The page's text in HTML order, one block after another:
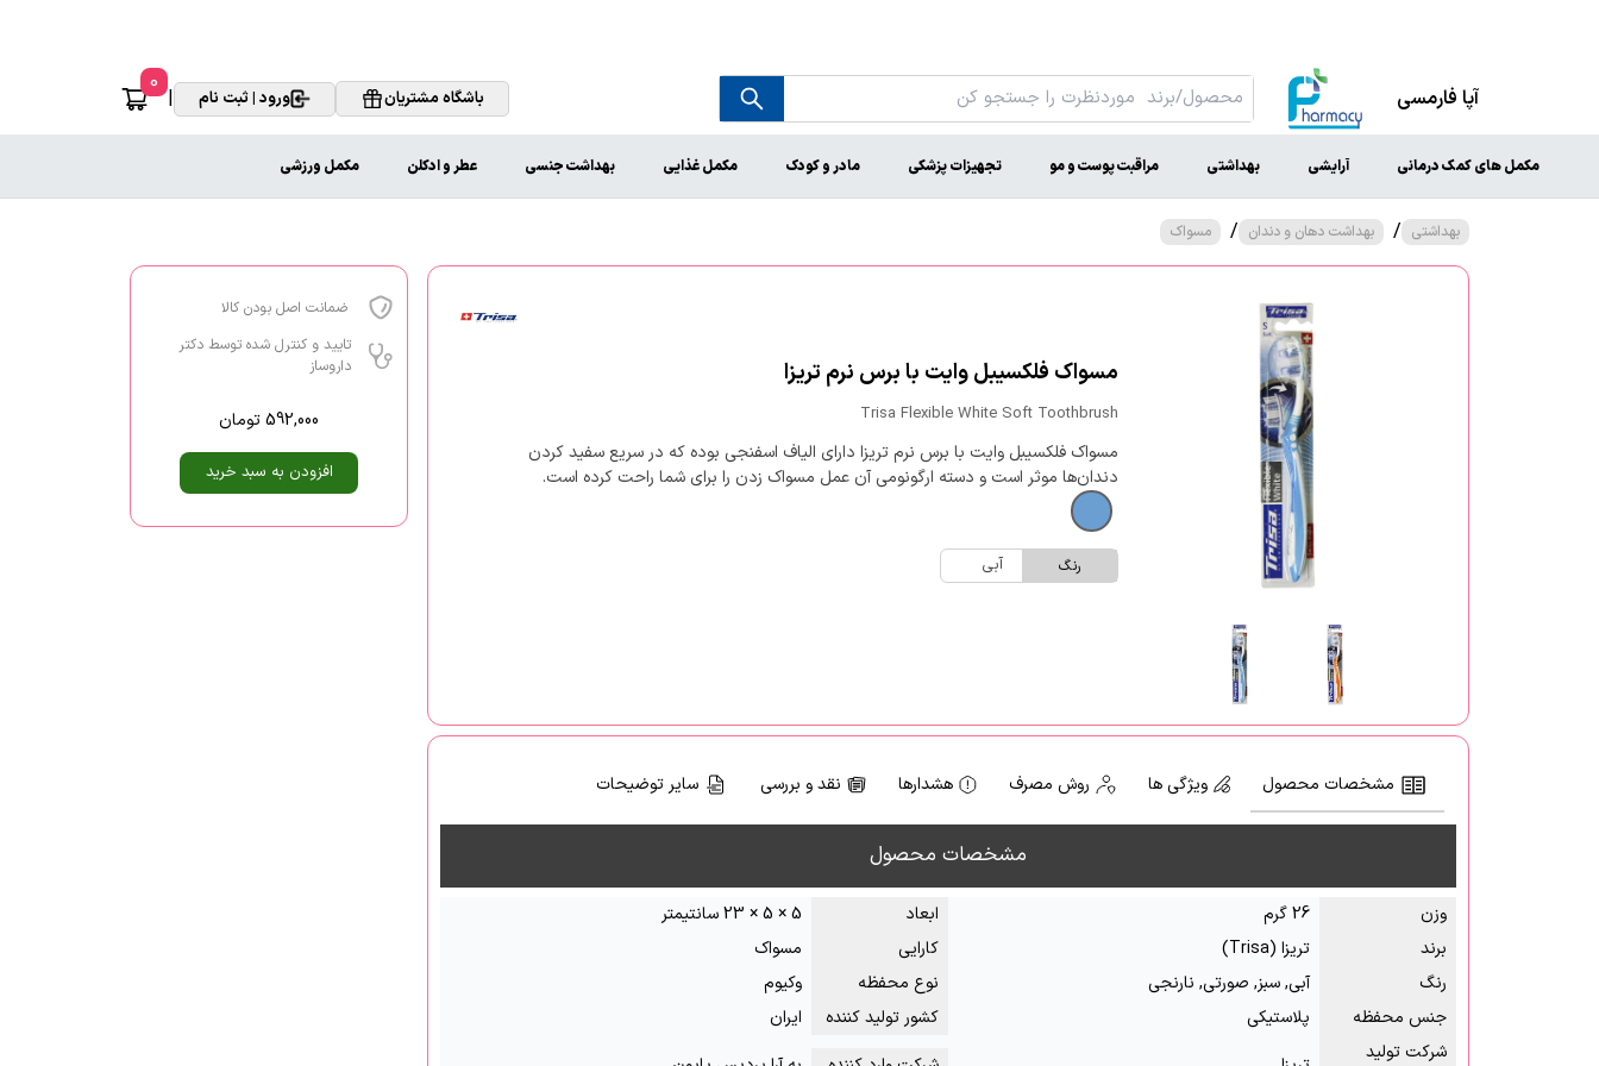
آپا فارمسی باشگاه مشتریان ورود | ثبت نام |
0
مکمل های کمک درمانی آرایشی بهداشتی مراقبت پوست و مو تجهیزات پزشکی مادر و کودک مکمل غذایی بهداشت جنسی عطر و ادکلن مکمل ورزشی
بهداشتی / بهداشت دهان و دندان / مسواک
مسواک فلکسیبل وایت با برس نرم تریزا
Trisa Flexible White Soft Toothbrush
مسواک فلکسیبل وایت با برس نرم تریزا دارای الیاف اسفنجی بوده که در سریع سفید کردن
دندان‌ها موثر است و دسته ارگونومی آن عمل مسواک زدن را برای شما راحت کرده است.
رنگ آبی
مشخصات محصول ویژگی ها روش مصرف هشدارها نقد و بررسی سایر توضیحات
مشخصات محصول
وزن 26 گرم ابعاد
5 × 5 × 23 سانتیمتر
برند
تریزا (Trisa) کارایی
مسواک
رنگ
آبی, سبز, صورتی, نارنجی نوع محفظه
وکیوم
جنس محفظه
پلاستیکی کشور تولید کننده
ایران
شرکت تولید
ضمانت اصل بودن کالا
تایید و کنترل شده توسط دکتر
داروساز
592,000تومان
افزودن به سبد خرید